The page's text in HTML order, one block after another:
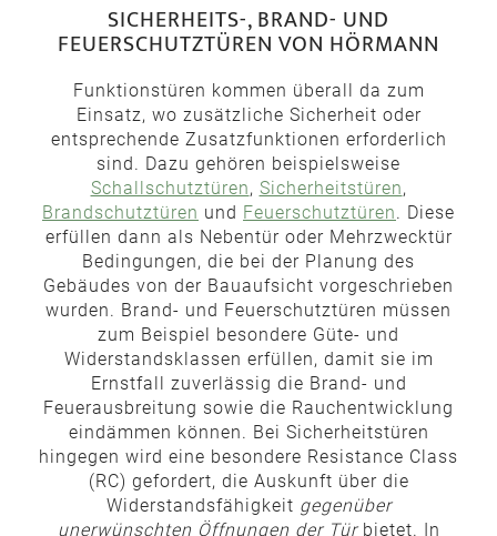
SICHERHEITS-, BRAND- UND
FEUERSCHUTZTÜREN VON HÖRMANN
Funktionstüren kommen überall da zum
Einsatz, wo zusätzliche Sicherheit oder
entsprechende Zusatzfunktionen erforderlich
sind. Dazu gehören beispielsweise
Schallschutztüren, Sicherheitstüren,
Brandschutztüren und Feuerschutztüren. Diese
erfüllen dann als Nebentür oder Mehrzwecktür
Bedingungen, die bei der Planung des
Gebäudes von der Bauaufsicht vorgeschrieben
wurden. Brand- und Feuerschutztüren müssen
zum Beispiel besondere Güte- und
Widerstandsklassen erfüllen, damit sie im
Ernstfall zuverlässig die Brand- und
Feuerausbreitung sowie die Rauchentwicklung
eindämmen können. Bei Sicherheitstüren
hingegen wird eine besondere Resistance Class
(RC) gefordert, die Auskunft über die
Widerstandsfähigkeit gegenüber
unerwünschten Öffnungen der Türbietet. In